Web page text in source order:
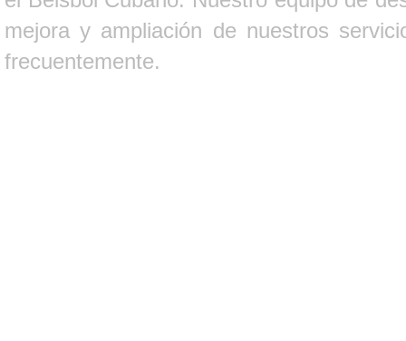
mejora y ampliación de nuestros
frecuentemente.